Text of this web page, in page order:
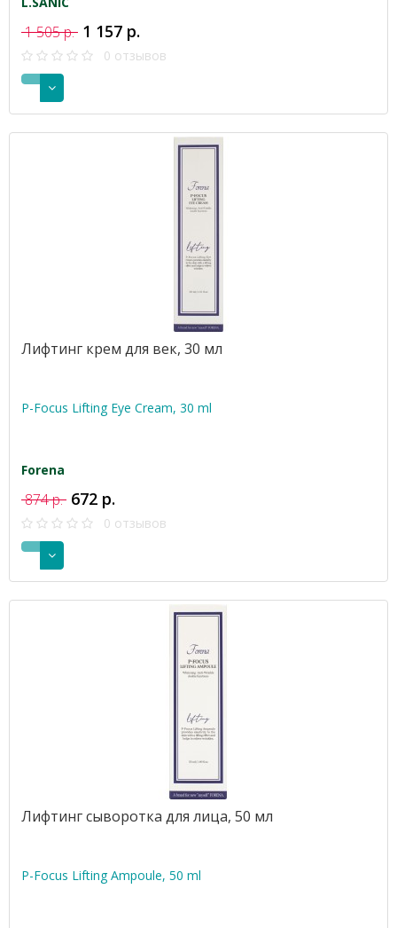
1 505 р. 1 157 р.
0 отзывов
Лифтинг крем для век, 30 мл
P-Focus Lifting Eye Cream, 30 ml
Forena
874 р. 672 р.
0 отзывов
Лифтинг сыворотка для лица, 50 мл
P-Focus Lifting Ampoule, 50 ml